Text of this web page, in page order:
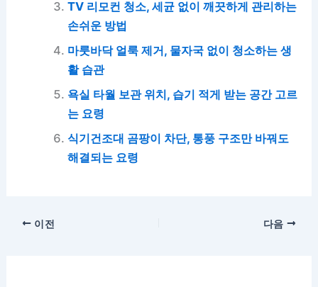
TV 리모컨 청소, 세균 없이 깨끗하게 관리하는
손쉬운 방법
마룻바닥 얼룩 제거, 물자국 없이 청소하는 생
활 습관
욕실 타월 보관 위치, 습기 적게 받는 공간 고르
는 요령
식기건조대 곰팡이 차단, 통풍 구조만 바꿔도
해결되는 요령
이전 다음